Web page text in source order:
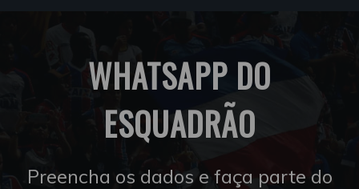
WHATSAPP DO
ESQUADRÃO
Preencha os dados e faça parte do